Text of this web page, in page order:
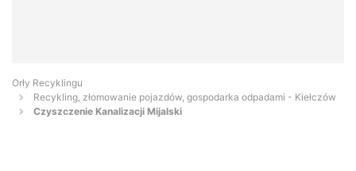
Orły Recyklingu
Recykling, złomowanie pojazdów, gospodarka odpadami - Kiełczów
Czyszczenie Kanalizacji Mijalski